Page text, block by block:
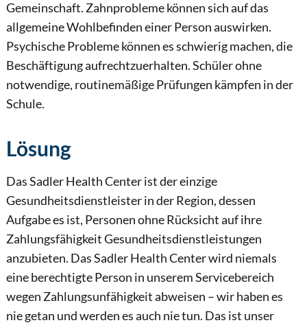
Gemeinschaft. Zahnprobleme können sich auf das
allgemeine Wohlbefinden einer Person auswirken.
Psychische Probleme können es schwierig machen, die
Beschäftigung aufrechtzuerhalten. Schüler ohne
notwendige, routinemäßige Prüfungen kämpfen in der
Schule.
Lösung
Das Sadler Health Center ist der einzige
Gesundheitsdienstleister in der Region, dessen
Aufgabe es ist, Personen ohne Rücksicht auf ihre
Zahlungsfähigkeit Gesundheitsdienstleistungen
anzubieten. Das Sadler Health Center wird niemals
eine berechtigte Person in unserem Servicebereich
wegen Zahlungsunfähigkeit abweisen – wir haben es
nie getan und werden es auch nie tun. Das ist unser